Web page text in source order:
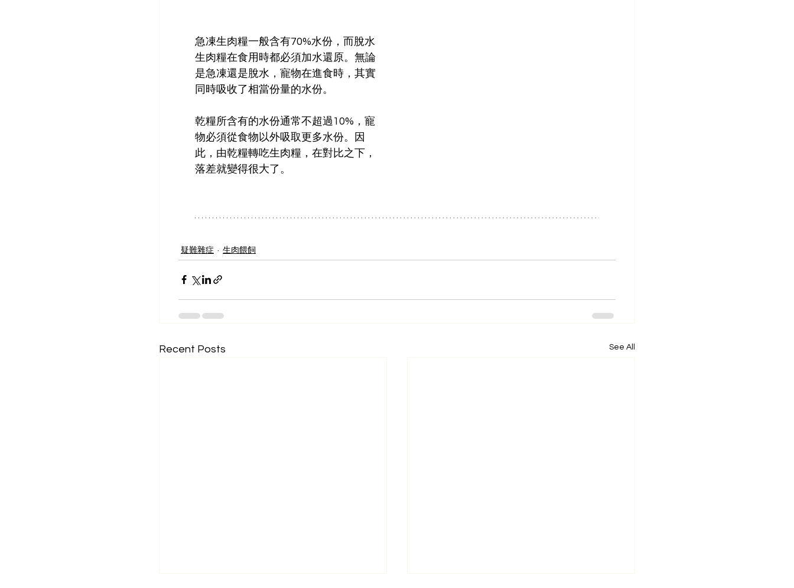
急凍生肉糧一般含有70%水份，而脫水
生肉糧在食用時都必須加水還原。無論
是急凍還是脫水，寵物在進食時，其實
同時吸收了相當份量的水份。
乾糧所含有的水份通常不超過10%，寵
物必須從食物以外吸取更多水份。因
此，由乾糧轉吃生肉糧，在對比之下，
落差就變得很大了。
疑難雜症 生肉餵飼
Recent Posts See All